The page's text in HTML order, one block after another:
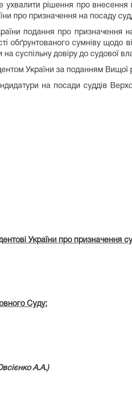
рішення про
про призначення на посаду
подання про призначення
обґрунтованого сумніву щодо
суспільну довіру до судової
України за поданням Вищої
на посади суддів
України про призначення
Суду:
А.А.)